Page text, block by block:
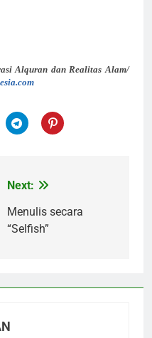
Alquran dan Realitas Alam/
Next:
Menulis secara
“Selfish”